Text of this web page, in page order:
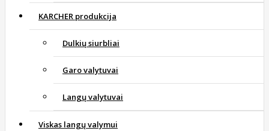
KARCHER produkcija
Dulkių siurbliai
Garo valytuvai
Langų valytuvai
Viskas langų valymui